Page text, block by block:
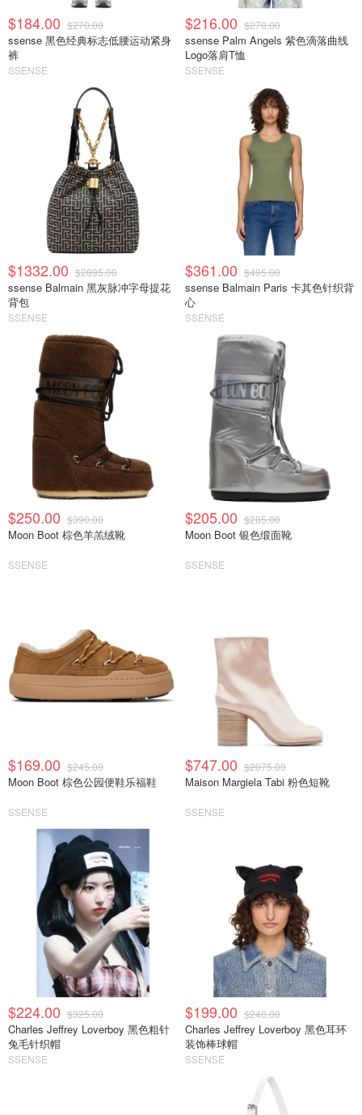
$184.00 $270.00
ssense 黑色经典标志低腰运动紧身
裤
SSENSE
$216.00 $270.00
ssense Palm Angels 紫色滴落曲线
Logo落肩T恤
SSENSE
$1332.00 $2895.00
ssense Balmain 黑灰脉冲字母提花
背包
SSENSE
$361.00 $495.00
ssense Balmain Paris 卡其色针织背
心
SSENSE
$250.00 $390.00
Moon Boot 棕色羊羔绒靴
SSENSE
$205.00 $285.00
Moon Boot 银色缎面靴
SSENSE
$169.00 $245.00
Moon Boot 棕色公园便鞋乐福鞋
SSENSE
$747.00 $2075.00
Maison Margiela Tabi 粉色短靴
SSENSE
$224.00 $325.00
Charles Jeffrey Loverboy 黑色粗针
兔毛针织帽
SSENSE
$199.00 $240.00
Charles Jeffrey Loverboy 黑色耳环
装饰棒球帽
SSENSE